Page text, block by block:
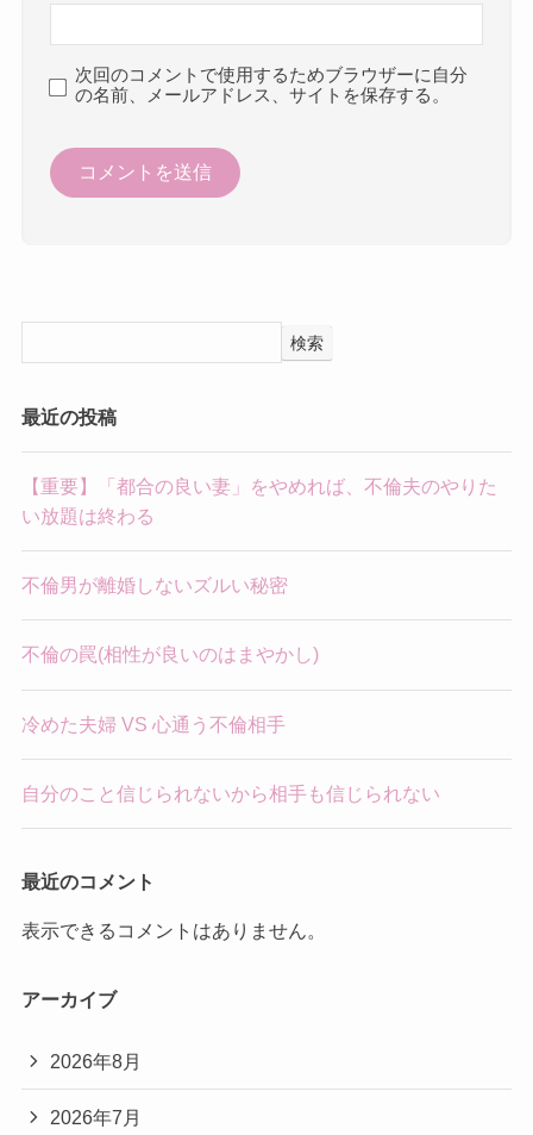
次回のコメントで使用するためブラウザーに自分
の名前、メールアドレス、サイトを保存する。
検索
最近の投稿
【重要】「都合の良い妻」をやめれば、不倫夫のやりた
い放題は終わる
不倫男が離婚しないズルい秘密
不倫の罠(相性が良いのはまやかし)
冷めた夫婦 VS 心通う不倫相手
自分のこと信じられないから相手も信じられない
最近のコメント
表示できるコメントはありません。
アーカイブ
2026年8月
2026年7月